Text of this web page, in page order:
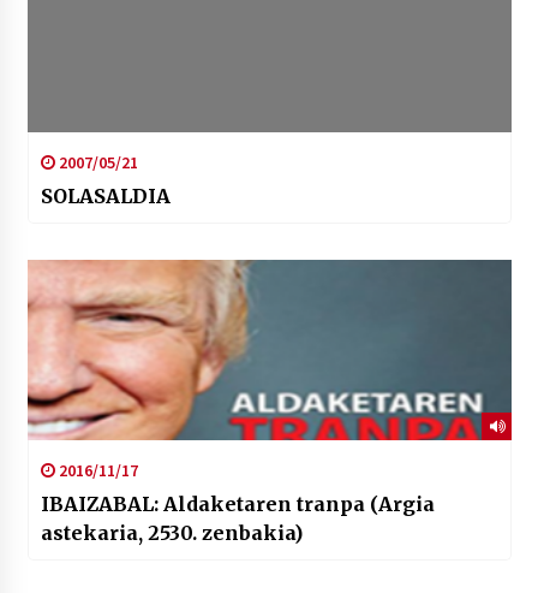
2007/05/21
SOLASALDIA
2016/11/17
IBAIZABAL: Aldaketaren tranpa (Argia
astekaria, 2530. zenbakia)